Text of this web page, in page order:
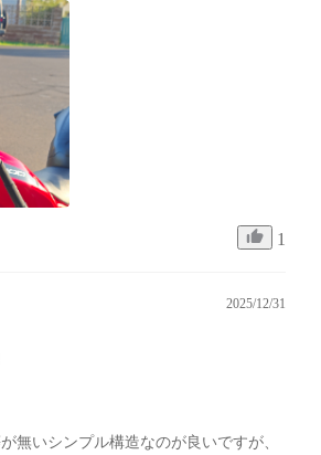
1
2025/12/31
無いシンプル構造なのが良いですが、